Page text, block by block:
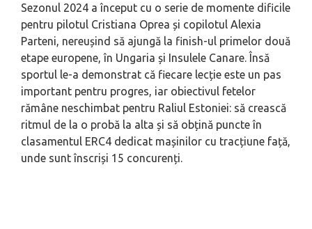
Sezonul 2024 a început cu o serie de momente dificile
pentru pilotul Cristiana Oprea și copilotul Alexia
Parteni, nereușind să ajungă la finish-ul primelor două
etape europene, în Ungaria și Insulele Canare. Însă
sportul le-a demonstrat că fiecare lecție este un pas
important pentru progres, iar obiectivul fetelor
rămâne neschimbat pentru Raliul Estoniei: să crească
ritmul de la o probă la alta și să obțină puncte în
clasamentul ERC4 dedicat mașinilor cu tracțiune față,
unde sunt înscriși 15 concurenți.